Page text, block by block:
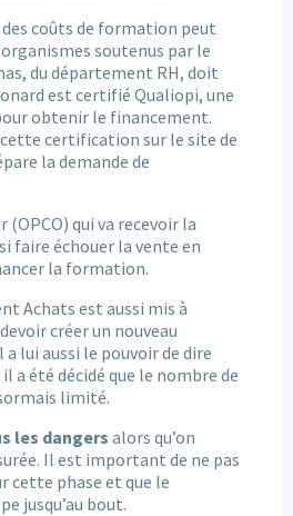
coûts de formation peut
soutenus par le
du département RH, doit
est certifié Qualiopi, une
obtenir le financement.
certification sur le site de
la demande de
(OPCO) qui va recevoir la
faire échouer la vente en
la formation.
Achats est aussi mis à
créer un nouveau
lui aussi le pouvoir de dire
a été décidé que le nombre de
limité.
les dangers alors qu’on
Il est important de ne pas
cette phase et que le
jusqu’au bout.